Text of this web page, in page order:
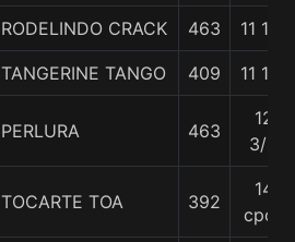
RODELINDO CRACK 463 11 1/4
TANGERINE TANGO 409 11 1/2
PERLURA 463
12
3/4
TOCARTE TOA 392
14
cpos